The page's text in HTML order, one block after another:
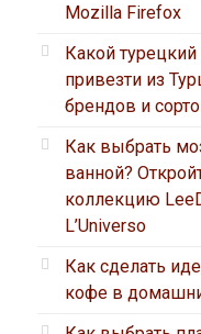
Mozilla Firefox
Какой
привезти из
брендов и
Как выбрать
ванной?
коллекцию
L’Universo
Как сделать
кофе в